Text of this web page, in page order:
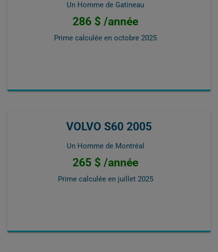
Un Homme de Gatineau
286 $ /année
Prime calculée en octobre 2025
VOLVO S60 2005
Un Homme de Montréal
265 $ /année
Prime calculée en juillet 2025